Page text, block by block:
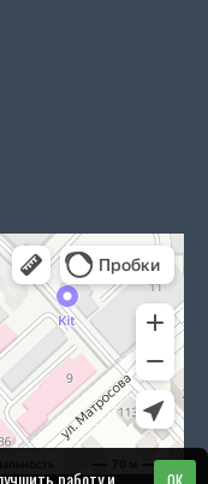
работу и